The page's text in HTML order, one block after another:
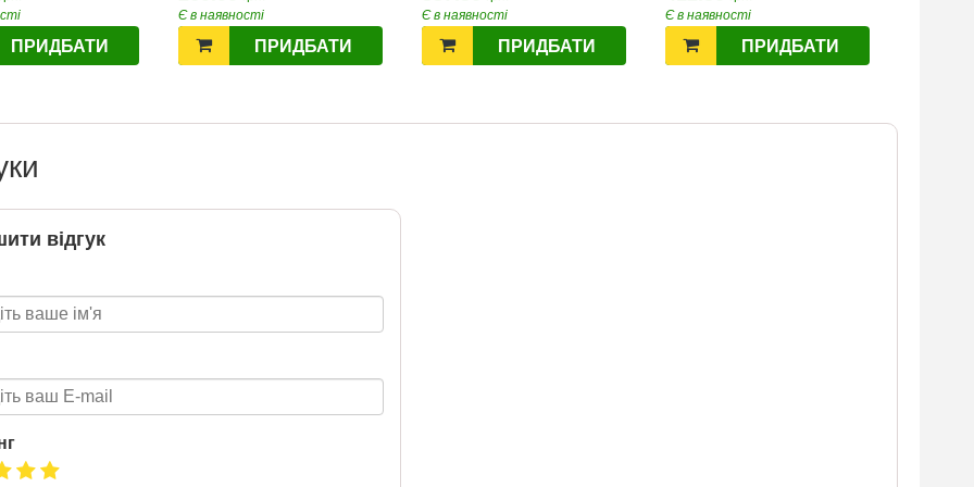
2026
Ранок
2026-06-18
ПРИДБАТИ
Є в наявності
ПРИДБАТИ
Є в наявності
ПРИДБАТИ
Є в наявності
ПРИДБАТИ
відгук